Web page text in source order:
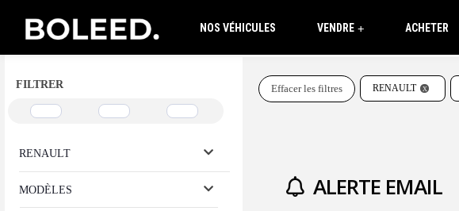
NOS VÉHICULES +
VENDRE ACHETER
FILTRER
RENAULT
MODÈLES
RENAULT
Effacer les filtres
ALERTE EMAIL